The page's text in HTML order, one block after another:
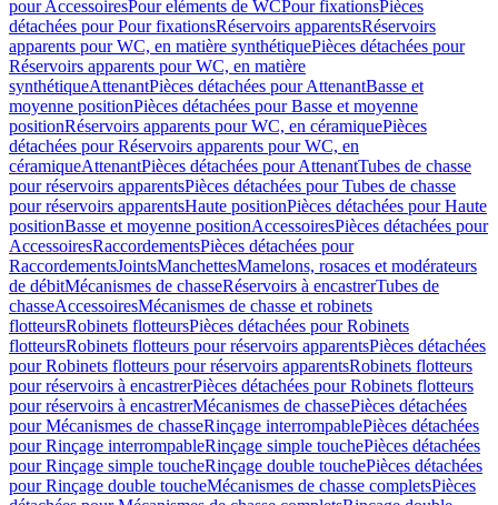
pour AccessoiresPour eléments de WCPour fixationsPièces
détachées pour Pour fixationsRéservoirs apparentsRéservoirs
apparents pour WC, en matière synthétiquePièces détachées pour
Réservoirs apparents pour WC, en matière
synthétiqueAttenantPièces détachées pour AttenantBasse et
moyenne positionPièces détachées pour Basse et moyenne
positionRéservoirs apparents pour WC, en céramiquePièces
détachées pour Réservoirs apparents pour WC, en
céramiqueAttenantPièces détachées pour AttenantTubes de chasse
pour réservoirs apparentsPièces détachées pour Tubes de chasse
pour réservoirs apparentsHaute positionPièces détachées pour Haute
positionBasse et moyenne positionAccessoiresPièces détachées pour
AccessoiresRaccordementsPièces détachées pour
RaccordementsJointsManchettesMamelons, rosaces et modérateurs
de débitMécanismes de chasseRéservoirs à encastrerTubes de
chasseAccessoiresMécanismes de chasse et robinets
flotteursRobinets flotteursPièces détachées pour Robinets
flotteursRobinets flotteurs pour réservoirs apparentsPièces détachées
pour Robinets flotteurs pour réservoirs apparentsRobinets flotteurs
pour réservoirs à encastrerPièces détachées pour Robinets flotteurs
pour réservoirs à encastrerMécanismes de chassePièces détachées
pour Mécanismes de chasseRinçage interrompablePièces détachées
pour Rinçage interrompableRinçage simple touchePièces détachées
pour Rinçage simple toucheRinçage double touchePièces détachées
pour Rinçage double toucheMécanismes de chasse completsPièces